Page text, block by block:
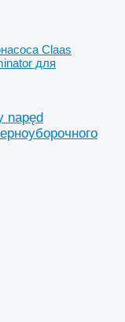
Claas
для
napęd